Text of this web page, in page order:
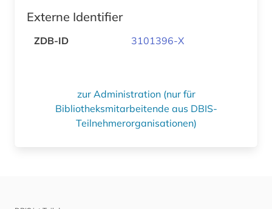
Externe Identifier
ZDB-ID 3101396-X
zur Administration (nur für
Bibliotheksmitarbeitende aus DBIS-
Teilnehmerorganisationen)